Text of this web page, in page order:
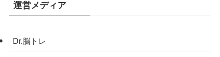
運営メディア
Dr.脳トレ